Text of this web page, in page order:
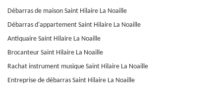
Débarras de maison Saint Hilaire La Noaille
Débarras d'appartement Saint Hilaire La Noaille
Antiquaire Saint Hilaire La Noaille
Brocanteur Saint Hilaire La Noaille
Rachat instrument musique Saint Hilaire La Noaille
Entreprise de débarras Saint Hilaire La Noaille